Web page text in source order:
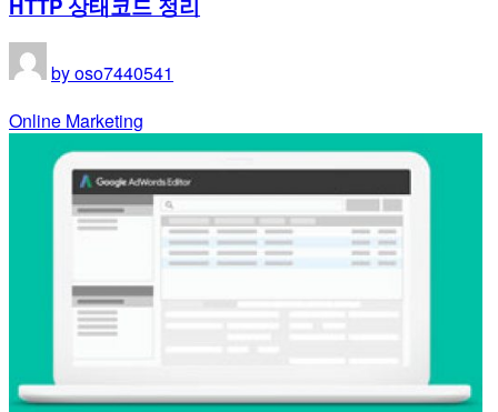
byoso7440541
Online Marketing